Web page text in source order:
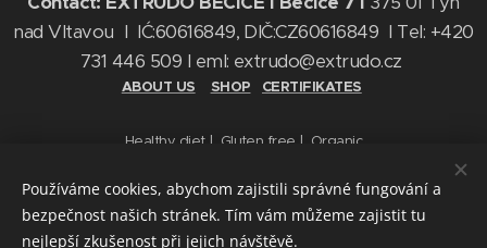
nad Vltavou I IĆ:60616849, DIČ:CZ60616849 I Tel: +420
731 446 509 I eml: extrudo@extrudo.cz
ABOUT US SHOP CERTIFIKATES
Healthy diet | Gluten free | Organic
EXTRUDO BEČICE s.r.o. 2018 | All rights reserved | Source pictures
www.freepik.com | design Marphi agentura
Cookies
Používáme cookies, abychom zajistili správné fungování a
bezpečnost našich stránek. Tím vám můžeme zajistit tu
nejlepší zkušenost při jejich návštěvě.